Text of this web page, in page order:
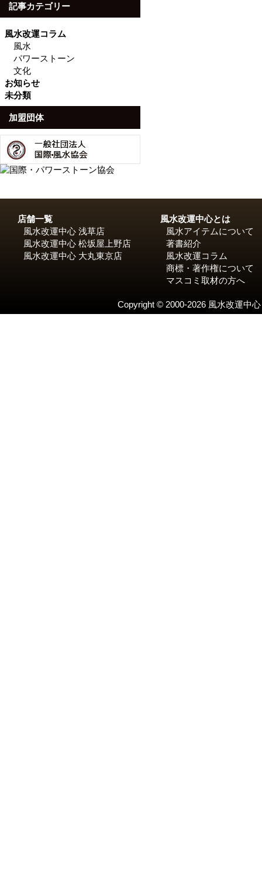
記事カテゴリー
風水改運コラム
風水
パワーストーン
文化
お知らせ
未分類
加盟団体
店舗一覧
風水改運中心 浅草店
風水改運中心 松坂屋上野店
風水改運中心 大丸東京店
風水改運中心とは
風水アイテムについて
著書紹介
風水改運コラム
商標・著作権について
マスコミ取材の方へ
Copyright © 2000-2026 風水改運中